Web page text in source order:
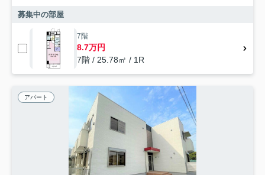
募集中の部屋
7階
8.7万円
7階 / 25.78㎡ / 1R
アパート